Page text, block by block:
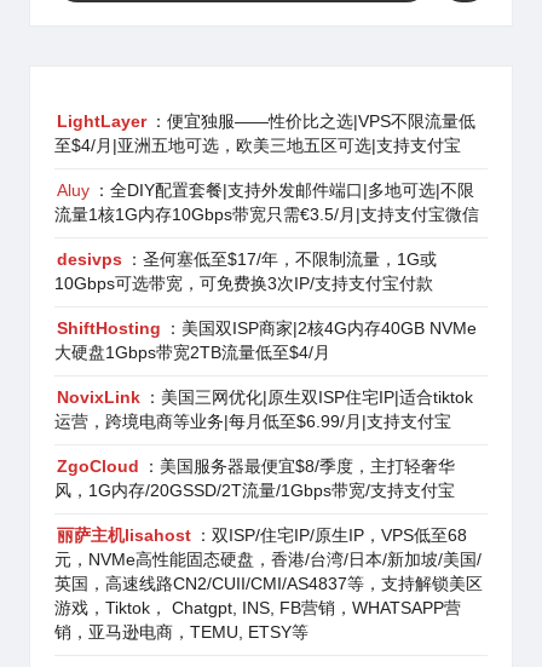
LightLayer ：便宜独服——性价比之选|VPS不限流量低
至$4/月|亚洲五地可选，欧美三地五区可选|支持支付宝
Aluy ：全DIY配置套餐|支持外发邮件端口|多地可选|不限
流量1核1G内存10Gbps带宽只需€3.5/月|支持支付宝微信
desivps
：圣何塞低至$17/年，不限制流量，1G或
10Gbps可选带宽，可免费换3次IP/支持支付宝付款
ShiftHosting
：美国双ISP商家|2核4G内存40GB NVMe
大硬盘1Gbps带宽2TB流量低至$4/月
NovixLink ：美国三网优化|原生双ISP住宅IP|适合tiktok
运营，跨境电商等业务|每月低至$6.99/月|支持支付宝
ZgoCloud
：美国服务器最便宜$8/季度，主打轻奢华
风，1G内存/20GSSD/2T流量/1Gbps带宽/支持支付宝
丽萨主机lisahost ：双ISP/住宅IP/原生IP，VPS低至68
元，NVMe高性能固态硬盘，香港/台湾/日本/新加坡/美国/
英国，高速线路CN2/CUII/CMI/AS4837等，支持解锁美区
游戏，Tiktok， Chatgpt, INS, FB营销，WHATSAPP营
销，亚马逊电商，TEMU, ETSY等